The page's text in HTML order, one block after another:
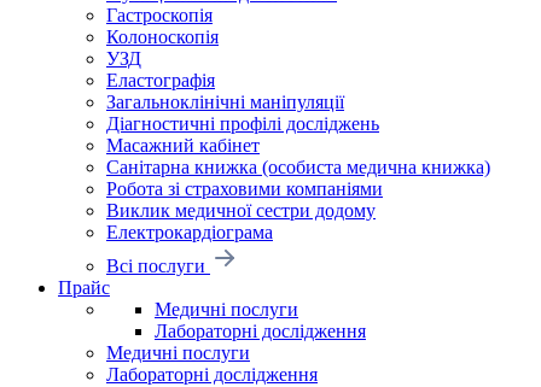
Гастроскопія
Колоноскопія
УЗД
Еластографія
Загальноклінічні маніпуляції
Діагностичні профілі досліджень
Масажний кабінет
Санітарна книжка (особиста медична книжка)
Робота зі страховими компаніями
Виклик медичної сестри додому
Електрокардіограма
Всі послуги
Прайс
Медичні послуги
Лабораторні дослідження
Медичні послуги
Лабораторні дослідження